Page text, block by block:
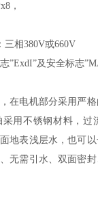
，
相380V或660V
”ExdI”及安全标志
在电机部分采用严
用不锈钢材料，过
地表浅层水，也可
无需引水、双面密封